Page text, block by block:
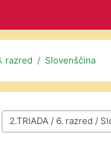
razred Slovenščina
predmetov